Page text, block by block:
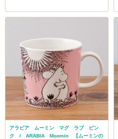
アラビア ムーミン マグ ラブ ピン
ク / ARABIA Moomin 【ムーミンの